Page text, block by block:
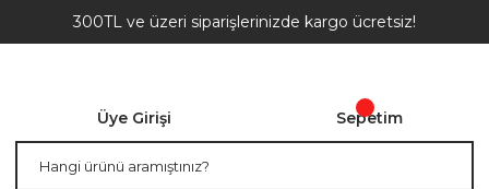
300TL ve üzeri siparişlerinizde kargo ücretsiz!
Üye Girişi Sepetim